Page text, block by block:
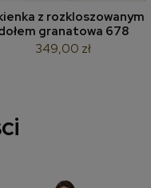
z rozkloszowanym
granatowa 678
349,00 zł